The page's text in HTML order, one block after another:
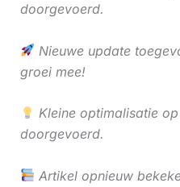
doorgevoerd.
Nieuwe update
groei mee!
Kleine optimalisatie
doorgevoerd.
Artikel opnieuw